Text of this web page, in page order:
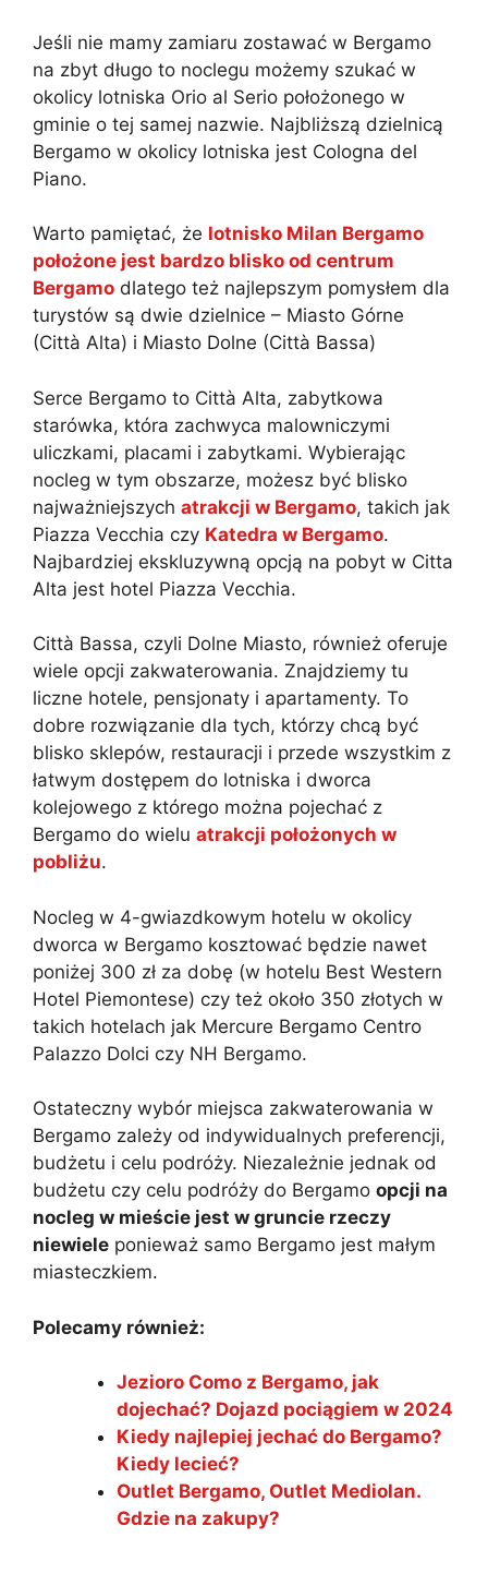
Jeśli nie mamy zamiaru zostawać w Bergamo
na zbyt długo to noclegu możemy szukać w
okolicy lotniska Orio al Serio położonego w
gminie o tej samej nazwie. Najbliższą dzielnicą
Bergamo w okolicy lotniska jest Cologna del
Piano.
Warto pamiętać, że lotnisko Milan Bergamo
położone jest bardzo blisko od centrum
Bergamo dlatego też najlepszym pomysłem dla
turystów są dwie dzielnice – Miasto Górne
(Città Alta) i Miasto Dolne (Città Bassa)
Serce Bergamo to Città Alta, zabytkowa
starówka, która zachwyca malowniczymi
uliczkami, placami i zabytkami. Wybierając
nocleg w tym obszarze, możesz być blisko
najważniejszych atrakcji w Bergamo, takich jak
Piazza Vecchia czy Katedra w Bergamo.
Najbardziej ekskluzywną opcją na pobyt w Citta
Alta jest hotel Piazza Vecchia.
Città Bassa, czyli Dolne Miasto, również oferuje
wiele opcji zakwaterowania. Znajdziemy tu
liczne hotele, pensjonaty i apartamenty. To
dobre rozwiązanie dla tych, którzy chcą być
blisko sklepów, restauracji i przede wszystkim z
łatwym dostępem do lotniska i dworca
kolejowego z którego można pojechać z
Bergamo do wielu atrakcji położonych w
pobliżu.
Nocleg w 4-gwiazdkowym hotelu w okolicy
dworca w Bergamo kosztować będzie nawet
poniżej 300 zł za dobę (w hotelu Best Western
Hotel Piemontese) czy też około 350 złotych w
takich hotelach jak Mercure Bergamo Centro
Palazzo Dolci czy NH Bergamo.
Ostateczny wybór miejsca zakwaterowania w
Bergamo zależy od indywidualnych preferencji,
budżetu i celu podróży. Niezależnie jednak od
budżetu czy celu podróży do Bergamo opcji na
nocleg w mieście jest w gruncie rzeczy
niewiele ponieważ samo Bergamo jest małym
miasteczkiem.
Polecamy również:
Jezioro Como z Bergamo, jak
dojechać? Dojazd pociągiem w 2024
Kiedy najlepiej jechać do Bergamo?
Kiedy lecieć?
Outlet Bergamo, Outlet Mediolan.
Gdzie na zakupy?